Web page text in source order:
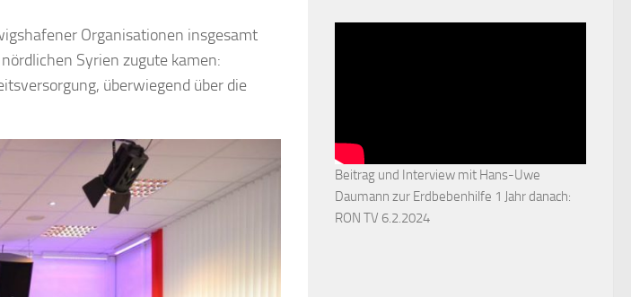
Organisationen insgesamt
Syrien zugute kamen:
überwiegend über die
Beitrag und Interview mit Hans-Uwe
Daumann zur Erdbebenhilfe 1 Jahr danach:
RON TV 6.2.2024